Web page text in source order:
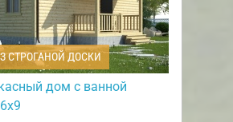
СТРОГАНОЙ ДОСКИ
дом с ванной